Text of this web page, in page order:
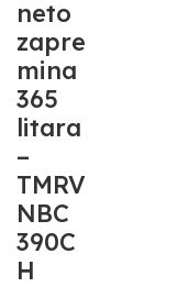
neto
zapre
mina
365
litara
–
TMRV
NBC
390C
H